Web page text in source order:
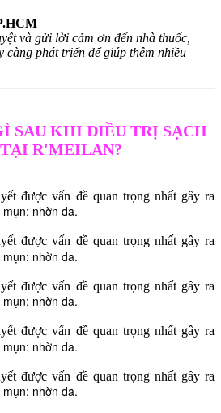
và gửi lời cảm ơn đến nhà thuốc,
càng phát triển để giúp thêm nhiều
SAU KHI ĐIỀU TRỊ SẠCH
R'MEILAN?
được vấn đề quan trọng nhất gây ra
nhờn da.
được vấn đề quan trọng nhất gây ra
nhờn da.
được vấn đề quan trọng nhất gây ra
nhờn da.
được vấn đề quan trọng nhất gây ra
nhờn da.
được vấn đề quan trọng nhất gây ra
nhờn da.